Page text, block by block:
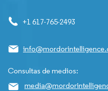
+1 617-765-2493
Consultas de medios: